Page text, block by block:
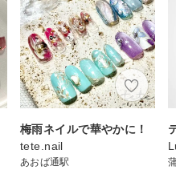
梅雨ネイルで華やかに！
tete.nail
あおば通駅